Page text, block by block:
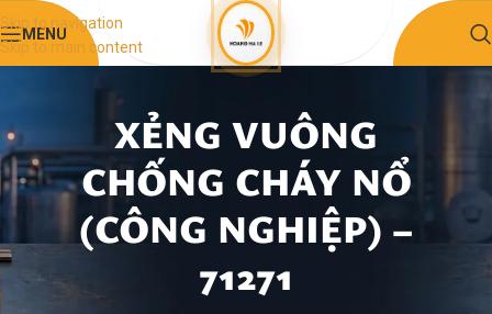
Skip to navigation
Skip to main content
MENU
XẺNG VUÔNG
CHỐNG CHÁY NỔ
(CÔNG NGHIỆP) –
71271